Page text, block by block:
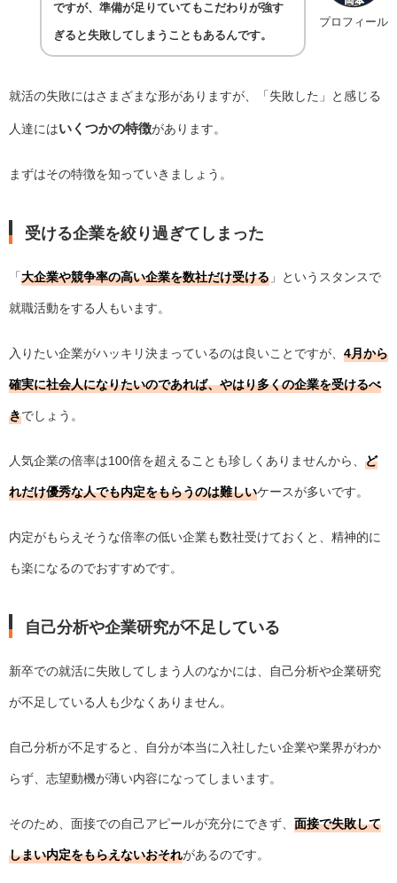
プロフィール
ですが、準備が足りていてもこだわりが強す
ぎると失敗してしまうこともあるんです。
就活の失敗にはさまざまな形がありますが、「失敗した」と感じる
人達にはいくつかの特徴があります。
まずはその特徴を知っていきましょう。
受ける企業を絞り過ぎてしまった
「大企業や競争率の高い企業を数社だけ受ける 」というスタンスで
就職活動をする人もいます。
入りたい企業がハッキリ決まっているのは良いことですが、 4月から
確実に社会人になりたいのであれば、やはり多くの企業を受けるべ
きでしょう。
人気企業の倍率は100倍を超えることも珍しくありませんから、 ど
れだけ優秀な人でも内定をもらうのは難しいケースが多いです。
内定がもらえそうな倍率の低い企業も数社受けておくと、精神的に
も楽になるのでおすすめです。
自己分析や企業研究が不足している
新卒での就活に失敗してしまう人のなかには、自己分析や企業研究
が不足している人も少なくありません。
自己分析が不足すると、自分が本当に入社したい企業や業界がわか
らず、志望動機が薄い内容になってしまいます。
そのため、面接での自己アピールが充分にできず、 面接で失敗して
しまい内定をもらえないおそれがあるのです。